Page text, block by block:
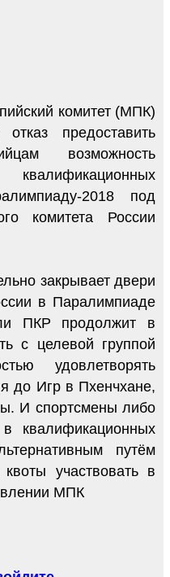
комитет (МПК)
предоставить
возможность
2018 под
комитета России
закрывает двери
в Паралимпиаде
ПКР продолжит в
с целевой группой
удовлетворять
до Игр в Пхенчхане,
И спортсмены либо
квалификационных
путём
участвовать в
МПК